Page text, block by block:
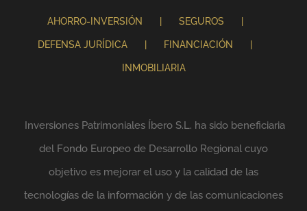
AHORRO-INVERSIÓN SEGUROS
DEFENSA JURÍDICA FINANCIACIÓN
INMOBILIARIA
Inversiones Patrimoniales Íbero S.L. ha sido beneficiaria
del Fondo Europeo de Desarrollo Regional cuyo
objetivo es mejorar el uso y la calidad de las
tecnologías de la información y de las comunicaciones